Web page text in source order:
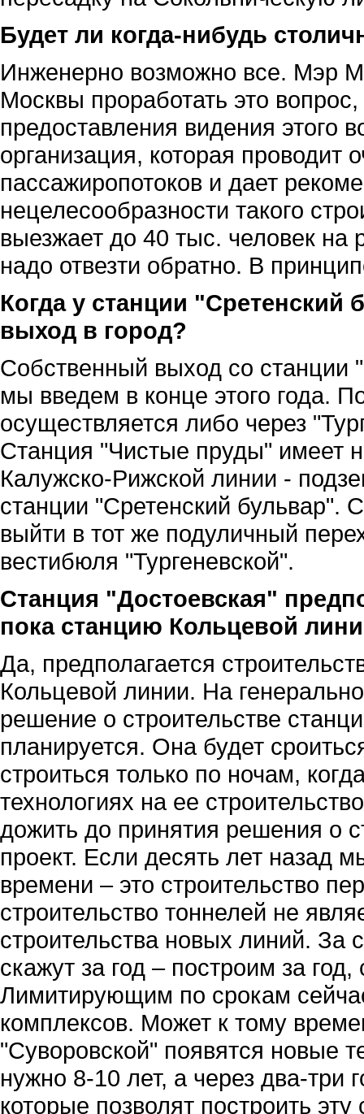
Будет ли когда-нибудь
Инженерно возможно все. Мэр
Москвы проработать это
предоставления видения этого
организация, которая проводит
пассажиропотоков и дает
нецелесообразности такого
выезжает до 40 тыс. человек на
надо отвезти обратно. В
Когда у станции
выход в город?
Собственный выход со станции
мы введем в конце этого года.
осуществляется либо через
Станция "Чистые пруды" имеет
Калужско-Рижской линии -
станции "Сретенский бульвар".
выйти в тот же подуличный
вестибюля "Тургеневской".
Станция "Достоевская"
пока станцию Кольцевой
Да, предполагается
Кольцевой линии. На
решение о строительстве
планируется. Она будет
строиться только по ночам,
технологиях на ее
дожить до принятия решения о
проект. Если десять лет назад
времени – это строительство
строительство тоннелей не
строительства новых линий. За
скажут за год – построим за
Лимитирующим по срокам
комплексов. Может к тому
"Суворовской" появятся новые
нужно 8-10 лет, а через два-три
которые позволят построить